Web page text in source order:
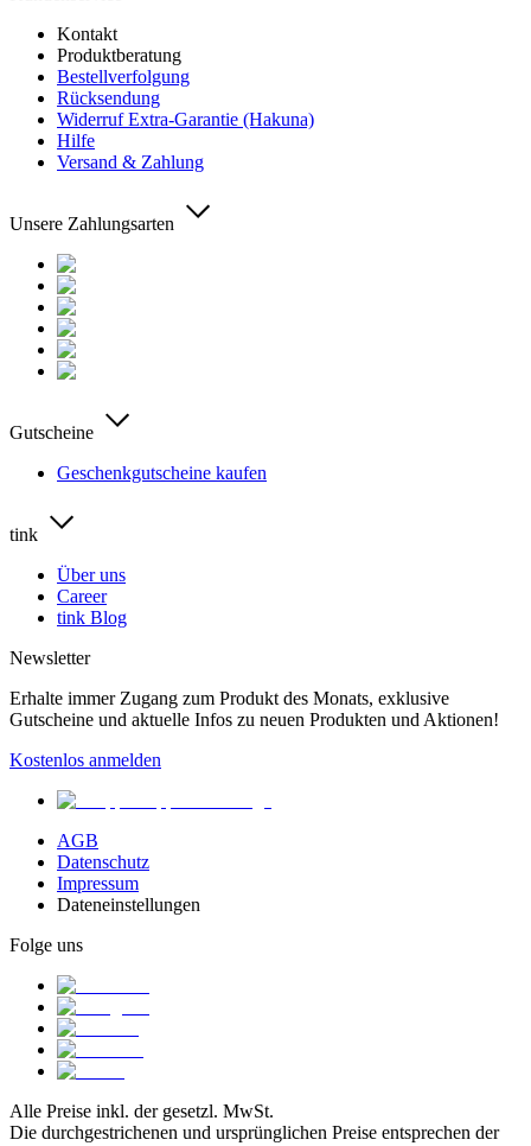
Kontakt
Produktberatung
Bestellverfolgung
Rücksendung
Widerruf Extra-Garantie (Hakuna)
Hilfe
Versand & Zahlung
Unsere Zahlungsarten
Gutscheine
Geschenkgutscheine kaufen
tink
Über uns
Career
tink Blog
Newsletter
Erhalte immer Zugang zum Produkt des Monats, exklusive
Gutscheine und aktuelle Infos zu neuen Produkten und Aktionen!
Kostenlos anmelden
AGB
Datenschutz
Impressum
Dateneinstellungen
Folge uns
Alle Preise inkl. der gesetzl. MwSt.
Die durchgestrichenen und ursprünglichen Preise entsprechen der